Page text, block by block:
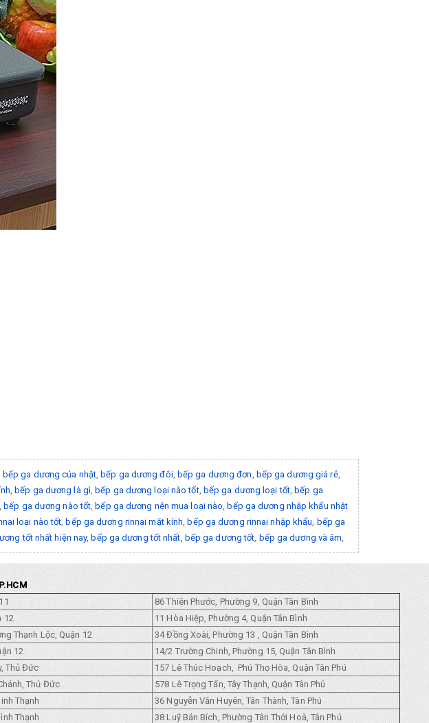
bếp ga dương của nhật,bếp ga dương đôi, bếp ga dương đơn bếp ga dương giá rẻ,
,bếp ga dương là gì ,bếp ga dương loại nào tốt, bếp ga dương loại tốt,bếp ga
bếp ga dương nào tốt ,bếp ga dương nên mua loại nào ,bếp ga dương nhập khẩu nhật
loại nào tốt ,bếp ga dương rinnai mặt kính ,bếp ga dương rinnai nhập khẩu bếp ga
tốt nhất hiện nay,bếp ga dương tốt nhất bếp ga dương tốt bếp ga dương và âm
86 Thiên Phước, Phường 9, Quận Tân Bình
12
11 Hòa Hiệp, Phường 4, Quận Tân Bình
Thạnh Lộc, Quận 12
34 Đồng Xoài, Phường 13 , Quận Tân Bình
12
14/2 Trường Chinh, Phường 15, Quận Tân Bình
Thủ Đức
157 Lê Thúc Hoạch, Phú Thọ Hòa, Quận Tân Phú
Thủ Đức
578 Lê Trọng Tấn, Tây Thạnh, Quận Tân Phú
Thạnh
36 Nguyễn Văn Huyên, Tân Thành, Tân Phú
Thạnh
38 Luỹ Bán Bích, Phường Tân Thới Hoà, Tân Phủ